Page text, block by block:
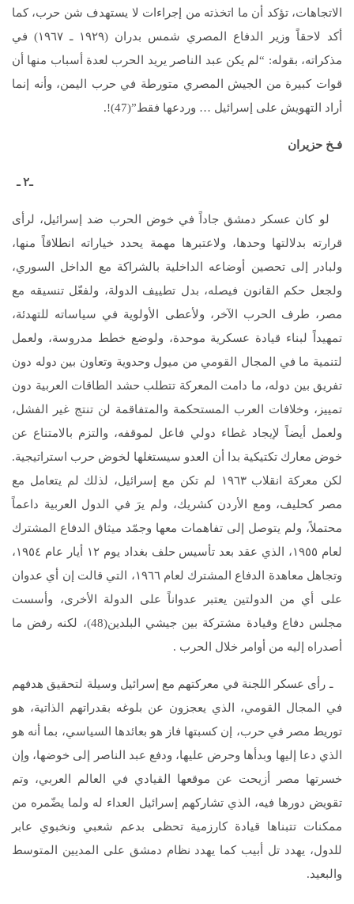
الاتجاهات، تؤكد أن ما اتخذته من إجراءات لا يستهدف شن حرب، كما
أكد لاحقاً وزير الدفاع المصري شمس بدران (١٩٢٩ ـ ١٩٦٧) في
مذكراته، بقوله: “لم يكن عبد الناصر يريد الحرب لعدة أسباب منها أن
قوات كبيرة من الجيش المصري متورطة في حرب اليمن، وأنه إنما
أراد التهويش على إسرائيل … وردعها فقط”(47)!.
فـخ حزيران
ـ٢ ـ
لو كان عسكر دمشق جاداً في خوض الحرب ضد إسرائيل، لرأى
قرارته بدلالتها وحدها، ولاعتبرها مهمة يحدد خياراته انطلاقاً منها،
ولبادر إلى تحصين أوضاعه الداخلية بالشراكة مع الداخل السوري،
ولجعل حكم القانون فيصله، بدل تطييف الدولة، ولفعّل تنسيقه مع
مصر، طرف الحرب الآخر، ولأعطى الأولوية في سياساته للتهدئة،
تمهيداً لبناء قيادة عسكرية موحدة، ولوضع خطط مدروسة، ولعمل
لتنمية ما في المجال القومي من ميول وحدوية وتعاون بين دوله دون
تفريق بين دوله، ما دامت المعركة تتطلب حشد الطاقات العربية دون
تمييز، وخلافات العرب المستحكمة والمتفاقمة لن تنتج غير الفشل،
ولعمل أيضاً لإيجاد غطاء دولي فاعل لموقفه، والتزم بالامتناع عن
خوض معارك تكتيكية بدا أن العدو سيستغلها لخوض حرب استراتيجية.
لكن معركة انقلاب ١٩٦٣ لم تكن مع إسرائيل، لذلك لم يتعامل مع
مصر كحليف، ومع الأردن كشريك، ولم يرَ في الدول العربية داعماً
محتملاً، ولم يتوصل إلى تفاهمات معها وجمّد ميثاق الدفاع المشترك
لعام ١٩٥٥، الذي عقد بعد تأسيس حلف بغداد يوم ١٢ أيار عام ١٩٥٤،
وتجاهل معاهدة الدفاع المشترك لعام ١٩٦٦، التي قالت إن أي عدوان
على أي من الدولتين يعتبر عدواناً على الدولة الأخرى، وأسست
مجلس دفاع وقيادة مشتركة بين جيشي البلدين(48)، لكنه رفض ما
أصدراه إليه من أوامر خلال الحرب .
ـ رأى عسكر اللجنة في معركتهم مع إسرائيل وسيلة لتحقيق هدفهم
في المجال القومي، الذي يعجزون عن بلوغه بقدراتهم الذاتية، هو
توريط مصر في حرب، إن كسبتها فاز هو بعائدها السياسي، بما أنه هو
الذي دعا إليها وبدأها وحرض عليها، ودفع عبد الناصر إلى خوضها، وإن
خسرتها مصر أزيحت عن موقعها القيادي في العالم العربي، وتم
تقويض دورها فيه، الذي تشاركهم إسرائيل العداء له ولما يضّمره من
ممكنات تتبناها قيادة كارزمية تحظى بدعم شعبي ونخبوي عابر
للدول، يهدد تل أبيب كما يهدد نظام دمشق على المديين المتوسط
والبعيد.